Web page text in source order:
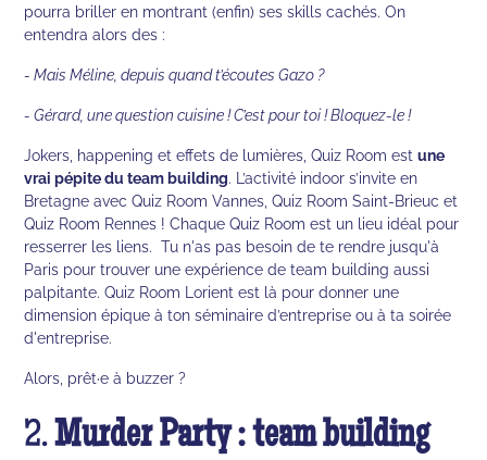
pourra briller en montrant (enfin) ses skills cachés. On
entendra alors des :
- Mais Méline, depuis quand t’écoutes Gazo ?
- Gérard, une question cuisine ! C’est pour toi ! Bloquez-le !
Jokers, happening et effets de lumières, Quiz Room estune
vrai pépite du team building. L’activité indoor s’invite en
Bretagne avec Quiz Room Vannes, Quiz Room Saint-Brieuc et
Quiz Room Rennes ! Chaque Quiz Room est un lieu idéal pour
resserrer les liens. Tu n'as pas besoin de te rendre jusqu'à
Paris pour trouver une expérience de team building aussi
palpitante. Quiz Room Lorient est là pour donner une
dimension épique à ton séminaire d’entreprise ou à ta soirée
d'entreprise.
Alors, prêt·e à buzzer ?
2.Murder Party : team building